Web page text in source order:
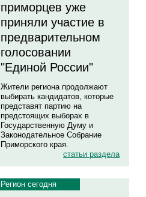
приморцев уже
приняли участие в
предварительном
голосовании
"Единой России"
Жители региона продолжают
выбирать кандидатов, которые
представят партию на
предстоящих выборах в
Государственную Думу и
Законодательное Собрание
Приморского края.
статьи раздела
Регион сегодня